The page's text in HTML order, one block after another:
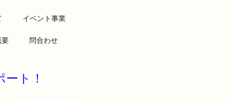
イベント事業
要 問合わせ
サポート！